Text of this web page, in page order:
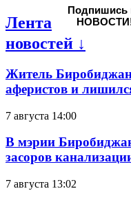
Подпишись
Лента
новостей ↓
Житель
аферистов и
7 августа 14:00
В мэрии
засоров
7 августа 13:02